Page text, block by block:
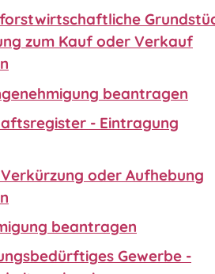
zum Kauf oder Verkauf
beantragen
- Eintragung
oder Aufhebung
beantragen
Gewerbe -